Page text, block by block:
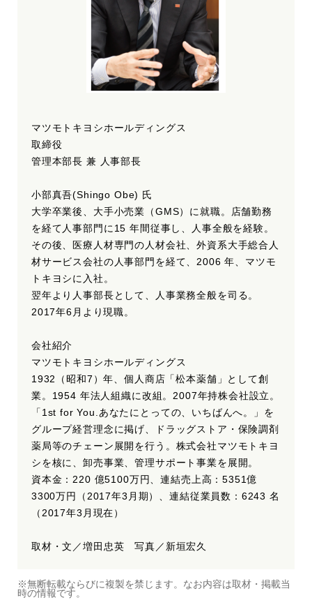
マツモトキヨシホールディングス
取締役
管理本部長 兼 人事部長
小部真吾(Shingo Obe) 氏
大学卒業後、大手小売業（GMS）に就職。店舗勤務
を経て人事部門に15 年間従事し、人事全般を経験。
その後、医療人材専門の人材会社、外資系大手総合人
材サービス会社の人事部門を経て、2006 年、マツモ
トキヨシに入社。
翌年より人事部長として、人事業務全般を司る。
2017年6月より現職。
会社紹介
マツモトキヨシホールディングス
1932（昭和7）年、個人商店「松本薬舗」として創
業。1954 年法人組織に改組。2007年持株会社設立。
「1st for You.あなたにとっての、いちばんへ。」を
グループ経営理念に掲げ、ドラッグストア・保険調剤
薬局等のチェーン展開を行う。株式会社マツモトキヨ
シを核に、卸売事業、管理サポート事業を展開。
資本金：220 億5100万円、連結売上高：5351億
3300万円（2017年3月期）、連結従業員数：6243 名
（2017年3月現在）
取材・文／増田忠英 写真／新垣宏久
※無断転載ならびに複製を禁じます。なお内容は取材・掲載当
時の情報です。